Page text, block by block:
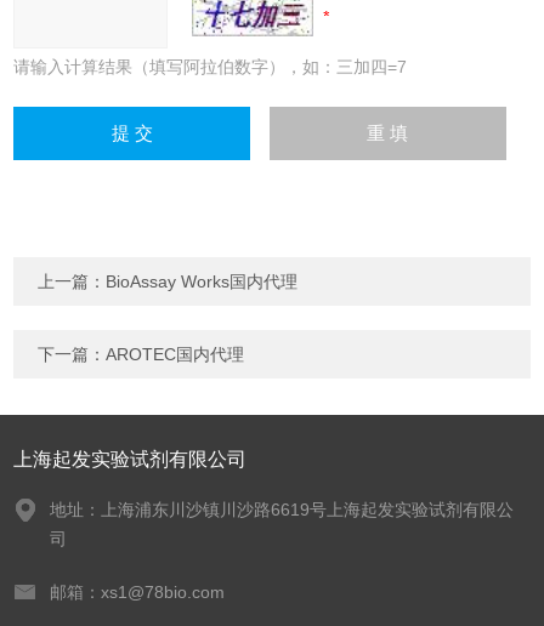
请输入计算结果（填写阿拉伯数字），如：三加四=7
上一篇： BioAssay Works国内代理
下一篇：AROTEC国内代理
上海起发实验试剂有限公司
地址：上海浦东川沙镇川沙路6619号上海起发实验试剂有限公
司
邮箱：xs1@78bio.com